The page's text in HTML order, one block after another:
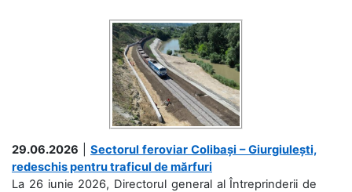
29.06.2026
Sectorul feroviar Colibași – Giurgiulești,
redeschis pentru traficul de mărfuri
La 26 iunie 2026, Directorul general al Întreprinderii de